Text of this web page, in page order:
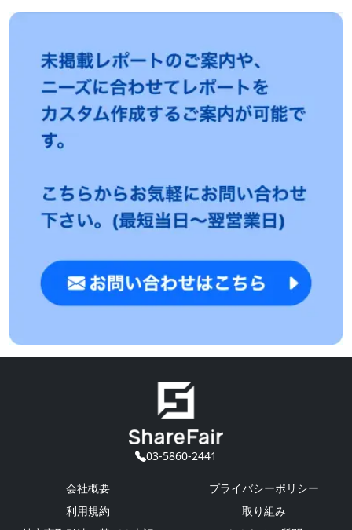
03-5860-2441
会社概要
プライバシーポリシー
利用規約
取り組み